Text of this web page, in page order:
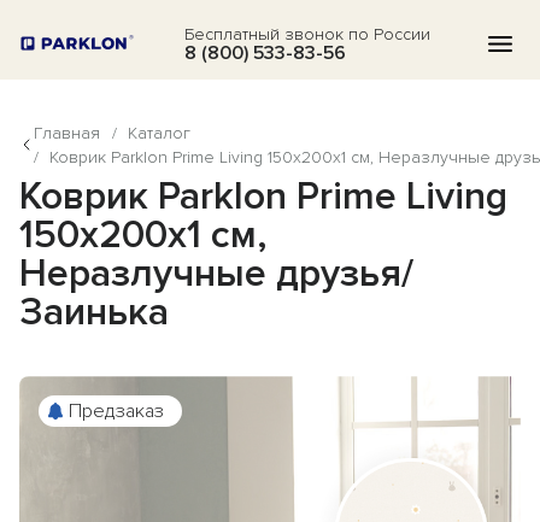
8 (800) 533-83-56
Бесплатный звонок по России
АКЦИИ
БЛОГ
ВОПРОСЫ
Главная / Каталог
/ Коврик Parklon Prime Living 150x200x1 см, Неразлучные
Коврик Parklon Prime Living
150x200x1 см,
Неразлучные друзья/
Заинька
Предзаказ